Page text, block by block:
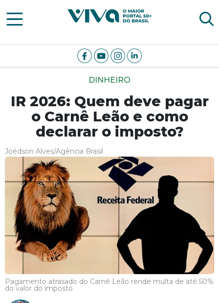
Viva Notícias
DINHEIRO
IR 2026: Quem deve pagar
o Carnê Leão e como
declarar o imposto?
Joédson Alves/Agência Brasil
Pagamento atrasado do Carnê Leão rende multa de até 50%
do valor do imposto